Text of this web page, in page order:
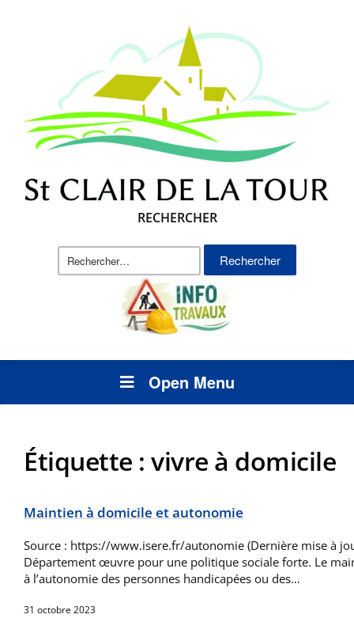
RECHERCHER
Rechercher :
Open Menu
Étiquette : vivre à domicile
Maintien à domicile et autonomie
Source : https://www.isere.fr/autonomie (Dernière mise à
Département œuvre pour une politique sociale forte. Le
à l’autonomie des personnes handicapées ou des…
31 octobre 2023